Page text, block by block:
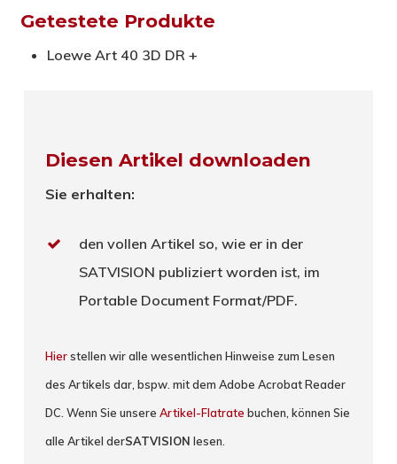
Getestete Produkte
Loewe Art 40 3D DR +
Diesen Artikel downloaden
Sie erhalten:
den vollen Artikel so, wie er in der
SATVISION publiziert worden ist, im
Portable Document Format/PDF.
Hierstellen wir alle wesentlichen Hinweise zum Lesen
des Artikels dar, bspw. mit dem Adobe Acrobat Reader
DC. Wenn Sie unsereArtikel-Flatrate buchen, können Sie
alle Artikel derSATVISION lesen.